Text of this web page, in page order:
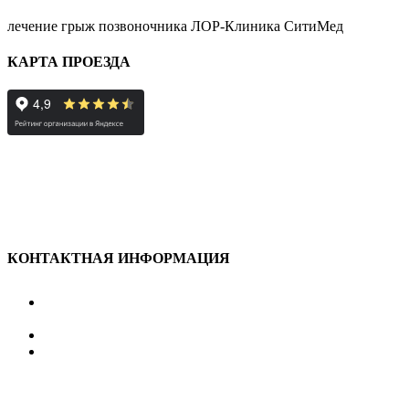
лечение грыж позвоночника ЛОР-Клиника СитиМед
КАРТА ПРОЕЗДА
КОНТАКТНАЯ ИНФОРМАЦИЯ